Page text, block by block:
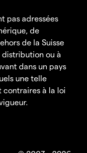
pas adressées
de
de la Suisse
distribution ou à
dans un pays
une telle
à la loi